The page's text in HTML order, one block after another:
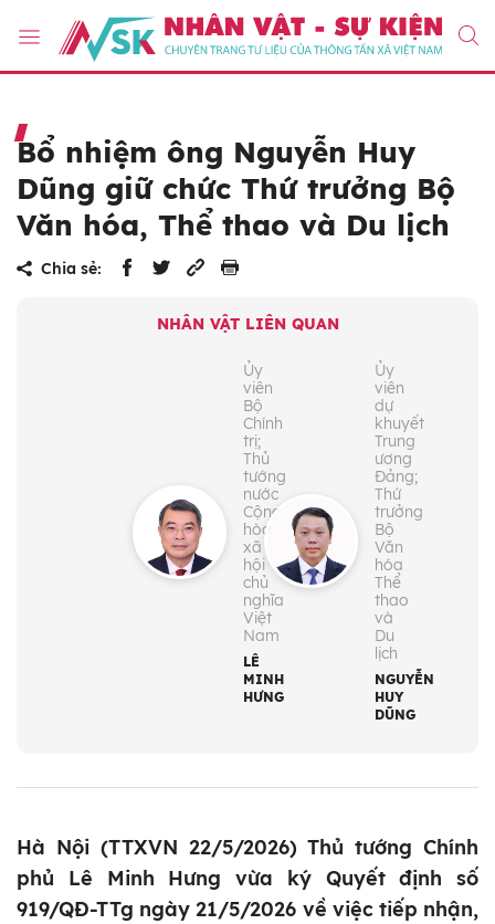
Bổ nhiệm ông Nguyễn Huy
Dũng giữ chức Thứ trưởng Bộ
Văn hóa, Thể thao và Du lịch
Chia sẻ:
NHÂN VẬT LIÊN QUAN
Ủy
viên
Bộ
Chính
trị;
Thủ
tướng
nước
Cộng
hòa
xã
hội
chủ
nghĩa
Việt
Nam
LÊ
MINH
HƯNG
Ủy
viên
dự
khuyết
Trung
ương
Đảng;
Thứ
trưởng
Bộ
Văn
hóa
Thể
thao
và
Du
lịch
NGUYỄN
HUY
DŨNG
Hà Nội (TTXVN 22/5/2026) Thủ tướng Chính
phủ Lê Minh Hưng vừa ký Quyết định số
919/QĐ-TTg ngày 21/5/2026 về việc tiếp nhận,